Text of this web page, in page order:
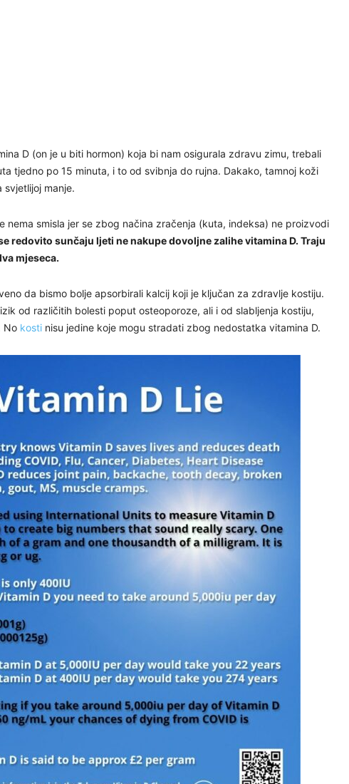
D (on je u biti hormon) koja bi nam osigurala zdravu zimu, trebali
tjedno po 15 minuta, i to od svibnja do rujna. Dakako, tamnoj koži
manje.
nema smisla jer se zbog načina zračenja (kuta, indeksa) ne proizvodi
redovito sunčaju ljeti ne nakupe dovoljne zalihe vitamina D. Traju
mjeseca.
da bismo bolje apsorbirali kalcij koji je ključan za zdravlje kostiju.
od različitih bolesti poput osteoporoze, ali i od slabljenja kostiju,
No kosti nisu jedine koje mogu stradati zbog nedostatka vitamina D.